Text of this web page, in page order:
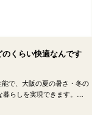
くらい快適なんです
で、大阪の夏の暑さ・冬の
暮らしを実現できます。…